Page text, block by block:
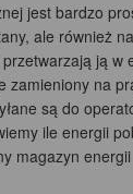
jest bardzo
ale również
ją
zamieniony na
są do
ile energii
magazyn energii